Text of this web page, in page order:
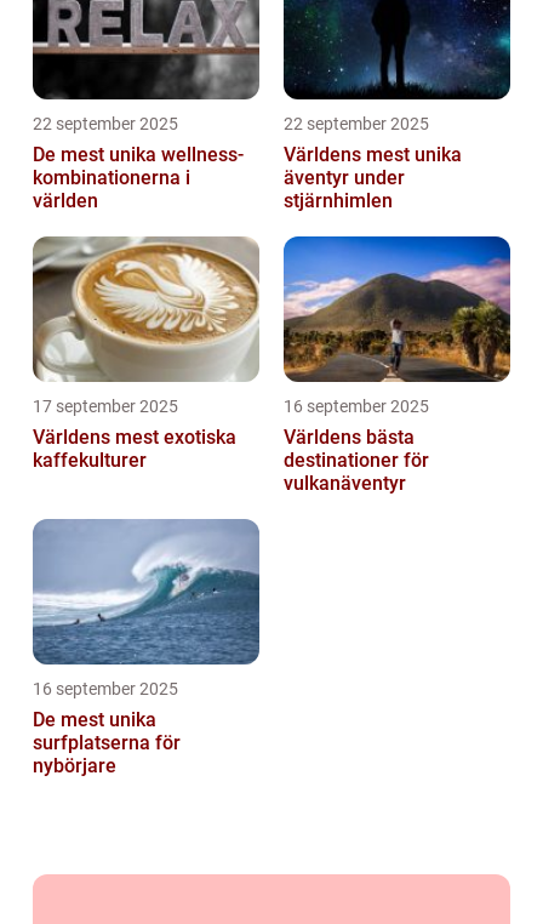
22 september 2025
De mest unika wellness-
kombinationerna i
världen
22 september 2025
Världens mest unika
äventyr under
stjärnhimlen
17 september 2025
Världens mest exotiska
kaffekulturer
16 september 2025
Världens bästa
destinationer för
vulkanäventyr
16 september 2025
De mest unika
surfplatserna för
nybörjare